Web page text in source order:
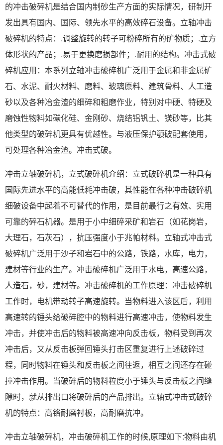
的冲击破碎机是结合国内制砂生产方面的实际情况，研制开
发出具有国内、国际、领先水平的高效碎石设备。立轴冲击
破碎机的特点：.调整旋转的转子可粉碎所有的矿物质；.立方
体形状的产品；.易于更换磨损部件；.耐用的结构。冲击式破
碎机应用：本系列立轴冲击破碎机广泛用于金属和非金属矿
石、水泥、耐火材料、磨料、玻璃原料、建筑骨料、人工造
砂以及各种冶金渣的细碎和粗磨作业，特别对中硬、特硬及
磨蚀性物料如碳化硅、金刚砂、烧结铝钒土、镁砂等，比其
他类型的破碎机更具有优越性。与液压保护颚破配套使用，
可处理各种冶金渣。冲击式破。
冲击立轴破碎机，立式破碎机介绍：立式破碎机是一种具有
国际先进水平的高能低耗冲击破，其性能在各种冲击破碎机
细破设备中起着不可替代的作用，是目前最行之有效、实用
可靠的碎石机器。是用于小中细碎采矿和岩石（如花岗岩，
大理石，石灰石），抗压强度小于兆帕材料。立轴式冲击式
破碎机广泛用于沙子和岩石中的公路，铁路，水库，电力，
建材等行业的生产。冲击破碎机广泛用于水电，高速公路，
人造石，砂，建材等。冲击破碎机的工作原理：冲击破碎机
工作时，电机带动转子高速旋转。当物料进入该区后，利用
高速转的锤头给破碎腔中的物料进行高速冲击，使物料发生
冲击，并使冲击后的物料被高速冲向反击板，物料受到再次
冲击后，又从反击板弹回锤头打击区重复进行上述破碎过
程，同时物料在锤头和反击板之间往返，相互之间还存在碰
撞冲击作用。当破碎后的物料粒度小于锤头与反击板之间缝
隙时，就从排出口将破碎后的产品排出。立轴式冲击式破碎
机的特点：高铬耐磨衬板，高耐磨抗冲。
冲击立轴破碎机，冲击破碎机工作的时候,原理如下:物料由机